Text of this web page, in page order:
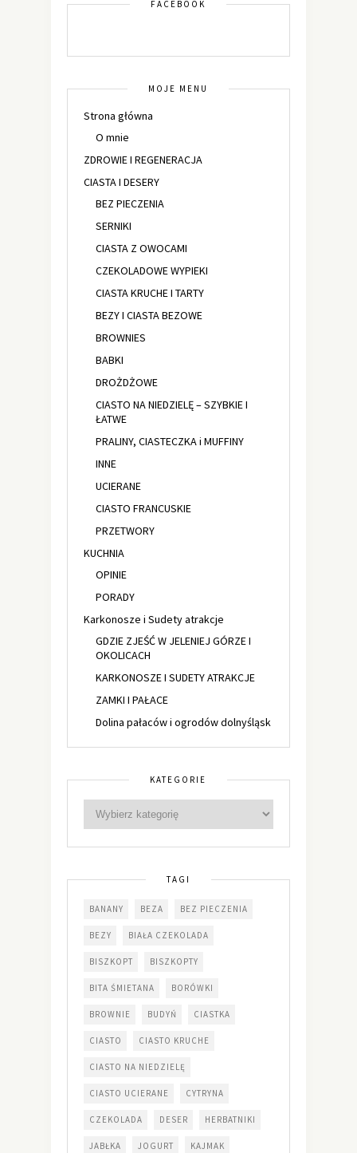
FACEBOOK
MOJE MENU
Strona główna
O mnie
ZDROWIE I REGENERACJA
CIASTA I DESERY
BEZ PIECZENIA
SERNIKI
CIASTA Z OWOCAMI
CZEKOLADOWE WYPIEKI
CIASTA KRUCHE I TARTY
BEZY I CIASTA BEZOWE
BROWNIES
BABKI
DROŻDŻOWE
CIASTO NA NIEDZIELĘ – SZYBKIE I
ŁATWE
PRALINY, CIASTECZKA i MUFFINY
INNE
UCIERANE
CIASTO FRANCUSKIE
PRZETWORY
KUCHNIA
OPINIE
PORADY
Karkonosze i Sudety atrakcje
GDZIE ZJEŚĆ W JELENIEJ GÓRZE I
OKOLICACH
KARKONOSZE I SUDETY ATRAKCJE
ZAMKI I PAŁACE
Dolina pałaców i ogrodów dolnyśląsk
KATEGORIE
TAGI
BANANY BEZA BEZ PIECZENIA
BEZY BIAŁA CZEKOLADA
BISZKOPT BISZKOPTY
BITA ŚMIETANA BORÓWKI
BROWNIE BUDYŃ CIASTKA
CIASTO CIASTO KRUCHE
CIASTO NA NIEDZIELĘ
CIASTO UCIERANE CYTRYNA
CZEKOLADA DESER HERBATNIKI
JABŁKA JOGURT KAJMAK